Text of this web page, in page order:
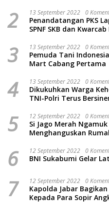
2 13 September 2022 0
Penandatangan PKS
SPNF SKB dan
3 13 September 2022 0
Pemuda Tani
Mart Cabang Pertama
4 13 September 2022 0
Dikukuhkan Warga
TNI-Polri Terus
5 12 September 2022 0
Si Jago Merah
Menghanguskan
6 12 September 2022 0
BNI Sukabumi Gelar
7 12 September 2022 0
Kapolda Jabar
Kepada Para Sopir